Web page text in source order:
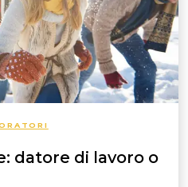
datore di lavoro o